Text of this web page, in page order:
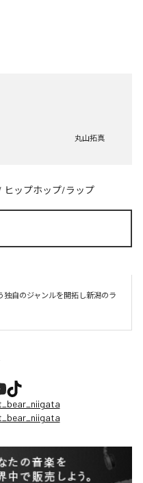
丸山拓真
ヒップホップ/ラップ
自のジャンルを開拓し新潟のラ